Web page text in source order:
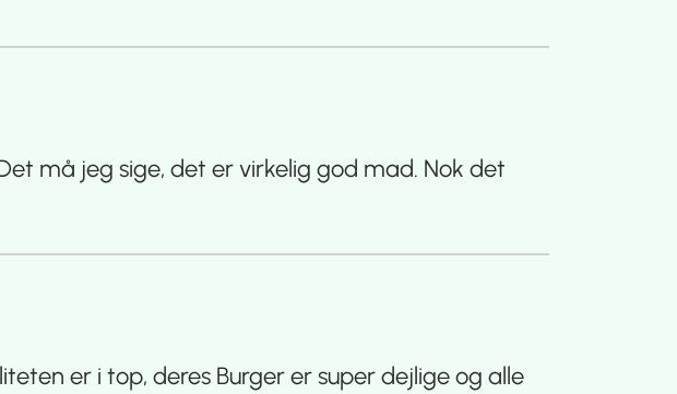
må jeg sige, det er virkelig god mad. Nok det
er i top, deres Burger er super dejlige og alle